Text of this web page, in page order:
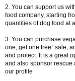
2. You can support us
food company, starting
quantities of dog food at
3. You can purchase
one, get one free” sale,
and protect. It is a great
and also sponsor rescue
our profile